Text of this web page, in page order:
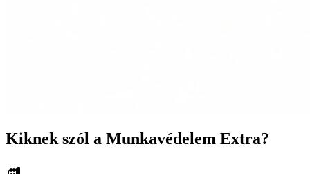
Kiknek szól a Munkavédelem Extra?